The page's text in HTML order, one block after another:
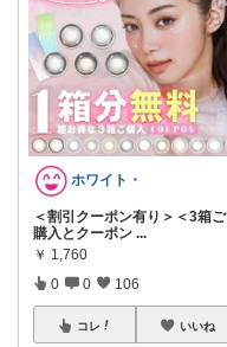
ホワイト・
＜割引クーポン有り＞＜3箱ご
購入とクーポン ...
￥ 1,760
0 0 106
コレ いいね